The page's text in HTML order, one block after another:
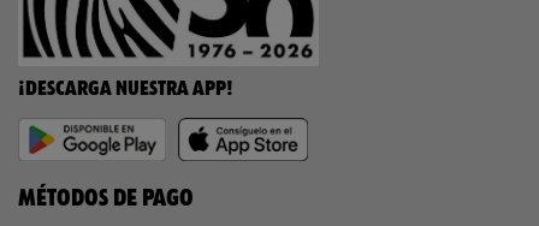
¡DESCARGA NUESTRA APP!
MÉTODOS DE PAGO